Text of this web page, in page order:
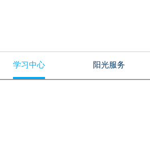
学习中心 阳光服务